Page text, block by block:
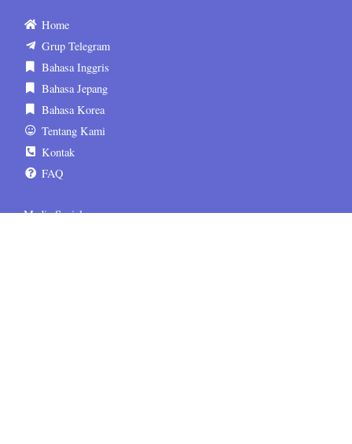
Home
Grup Telegram
Bahasa Inggris
Bahasa Jepang
Bahasa Korea
Tentang Kami
Kontak
FAQ
Media Sosial